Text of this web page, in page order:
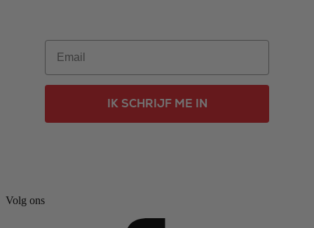
Email
IK SCHRIJF ME IN
Volg ons